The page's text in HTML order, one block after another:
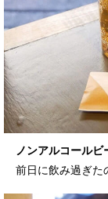
ノンアルコールビ
前日に飲み過ぎた